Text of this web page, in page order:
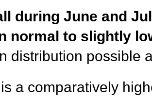
during June and
normal to slightly
distribution possible
a comparatively